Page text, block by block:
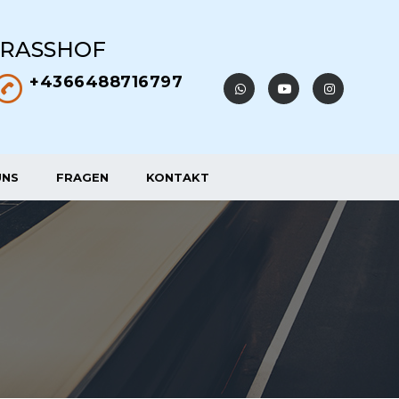
+4366488716797
FRAGEN KONTAKT